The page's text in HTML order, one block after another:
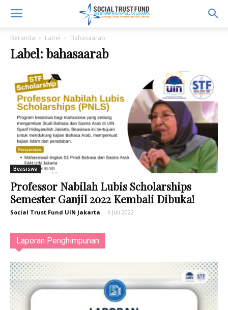
Beranda Label Bahasaarab
Label: bahasaarab
Beasiswa
Professor Nabilah Lubis Scholarships
Semester Ganjil 2022 Kembali Dibuka!
Social Trust Fund UIN Jakarta - 6 Juli 2022
Laporan Penghimpunan